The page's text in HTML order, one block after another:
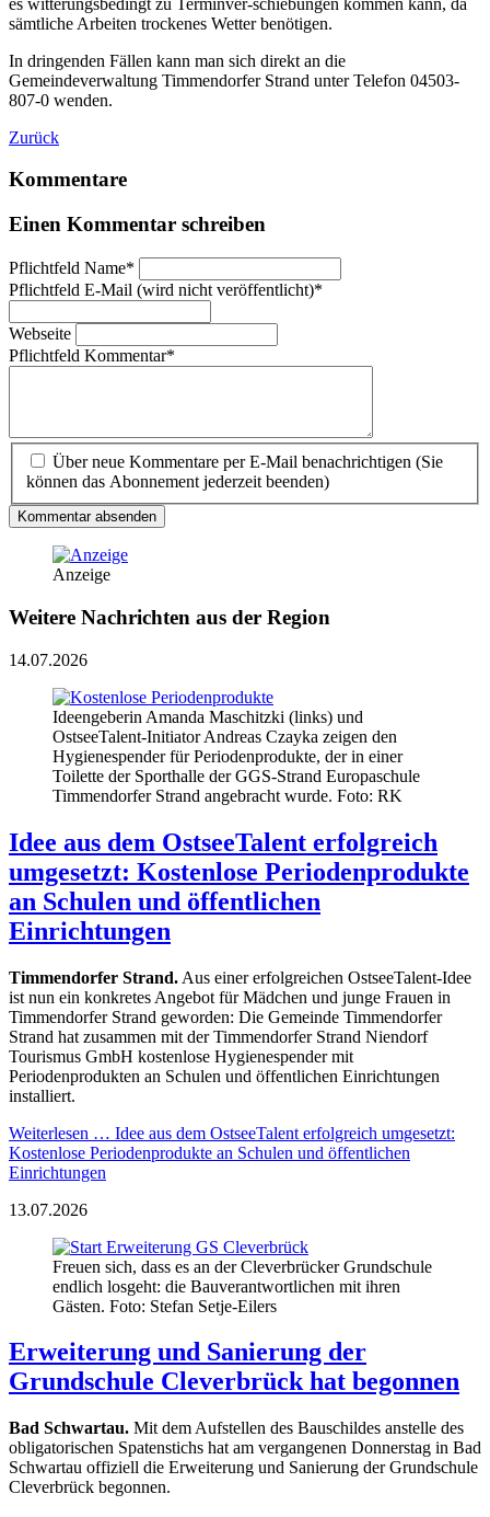
sämtliche Arbeiten trockenes Wetter benötigen.
In dringenden Fällen kann man sich direkt an die
Gemeindeverwaltung Timmendorfer Strand unter Telefon 04503-
807-0 wenden.
Zurück
Kommentare
Einen Kommentar schreiben
Pflichtfeld Name*
Pflichtfeld E-Mail (wird nicht veröffentlicht)*
Webseite
Pflichtfeld Kommentar*
Über neue Kommentare per E-Mail benachrichtigen (Sie
können das Abonnement jederzeit beenden)
Kommentar absenden
Anzeige
Weitere Nachrichten aus der Region
14.07.2026
Ideengeberin Amanda Maschitzki (links) und
OstseeTalent-Initiator Andreas Czayka zeigen den
Hygienespender für Periodenprodukte, der in einer
Toilette der Sporthalle der GGS-Strand Europaschule
Timmendorfer Strand angebracht wurde. Foto: RK
Idee aus dem OstseeTalent erfolgreich
umgesetzt: Kostenlose Periodenprodukte
an Schulen und öffentlichen
Einrichtungen
Timmendorfer Strand. Aus einer erfolgreichen OstseeTalent-Idee
ist nun ein konkretes Angebot für Mädchen und junge Frauen in
Timmendorfer Strand geworden: Die Gemeinde Timmendorfer
Strand hat zusammen mit der Timmendorfer Strand Niendorf
Tourismus GmbH kostenlose Hygienespender mit
Periodenprodukten an Schulen und öffentlichen Einrichtungen
installiert.
Weiterlesen … Idee aus dem OstseeTalent erfolgreich umgesetzt:
Kostenlose Periodenprodukte an Schulen und öffentlichen
Einrichtungen
13.07.2026
Freuen sich, dass es an der Cleverbrücker Grundschule
endlich losgeht: die Bauverantwortlichen mit ihren
Gästen. Foto: Stefan Setje-Eilers
Erweiterung und Sanierung der
Grundschule Cleverbrück hat begonnen
Bad Schwartau. Mit dem Aufstellen des Bauschildes anstelle des
obligatorischen Spatenstichs hat am vergangenen Donnerstag in Bad
Schwartau offiziell die Erweiterung und Sanierung der Grundschule
Cleverbrück begonnen.